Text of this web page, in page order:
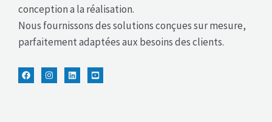
conception a la réalisation.
Nous fournissons des solutions conçues sur mesure,
parfaitement adaptées aux besoins des clients.